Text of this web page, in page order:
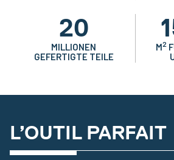
20
MILLIONEN
GEFERTIGTE TEILE
M2
L’OUTIL PARFAIT